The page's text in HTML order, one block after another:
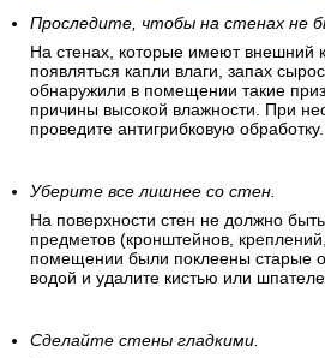
Проследите, чтобы на стенах не
На стенах, которые имеют внешний
появляться капли влаги, запах
обнаружили в помещении такие
причины высокой влажности. При
проведите антигрибковую обработку.
Уберите все лишнее со стен.
На поверхности стен не должно
предметов (кронштейнов,
помещении были поклеены старые
водой и удалите кистью или
Сделайте стены гладкими.